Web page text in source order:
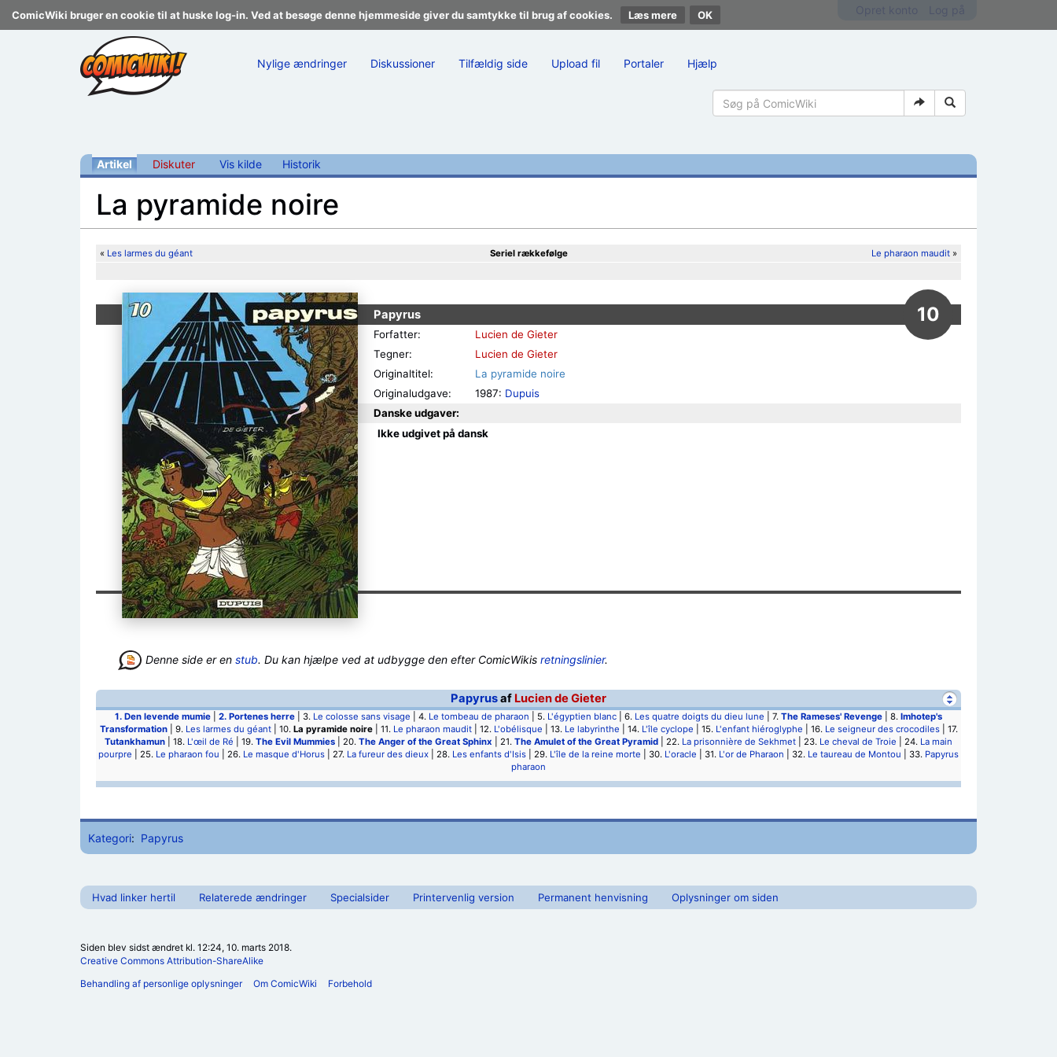
ComicWiki bruger en cookie til at huske log-in. Ved at besøge denne hjemmeside giver du samtykke til brug af cookies. Læs mere
Nylige ændringer Diskussioner Tilfældig side Upload fil Portaler Hjælp
Artikel Diskuter Vis kilde Historik
La pyramide noire
« Les larmes du géant Seriel rækkefølge Le pharaon maudit »
Papyrus 10
Forfatter:
Lucien de Gieter
Tegner:
Lucien de Gieter
Originaltitel:
La pyramide noire
Originaludgave:
1987: Dupuis
Danske udgaver:
Ikke udgivet på dansk
Denne side er en stub. Du kan hjælpe ved at udbygge den efter ComicWikis retningslinier.
Papyrusaf Lucien de Gieter
1. Den levende mumie 2. Portenes herre | 3. Le colosse sans visage | 4. Le tombeau de pharaon | 5. L'égyptien blanc | 6. Les quatre doigts du dieu lune | 7. The Rameses' Revenge | 8. Imhotep's
Transformation| 9. Les larmes du géant| 10. La pyramide noire| 11. Le pharaon maudit| 12. L'obélisque | 13. Le labyrinthe | 14. L'île cyclope | 15. L'enfant hiéroglyphe | 16. Le seigneur des crocodiles| 17.
Tutankhamun | 18. L'œil de Ré | 19. The Evil Mummies | 20. The Anger of the Great Sphinx | 21. The Amulet of the Great Pyramid | 22. La prisonnière de Sekhmet | 23. Le cheval de Troie | 24. La main
pourpre | 25. Le pharaon fou | 26. Le masque d'Horus | 27. La fureur des dieux | 28. Les enfants d'Isis | 29. L'île de la reine morte | 30. L'oracle | 31. L'or de Pharaon | 32. Le taureau de Montou | 33. Papyrus
pharaon
Kategori: Papyrus
Hvad linker hertil Relaterede ændringer Specialsider Printervenlig version Permanent henvisning Oplysninger om siden
Siden blev sidst ændret kl. 12:24, 10. marts 2018.
Creative Commons Attribution-ShareAlike
Behandling af personlige oplysninger
Om ComicWiki Forbehold